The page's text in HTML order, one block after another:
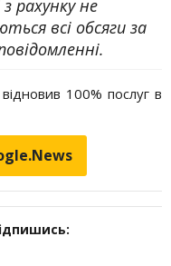
рахунку не
всі обсяги за
100% послуг в